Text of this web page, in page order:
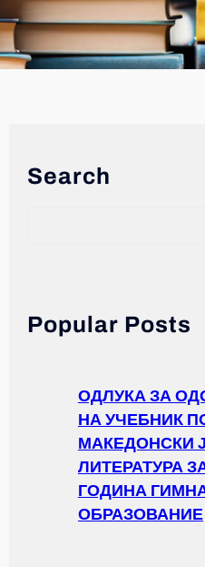
Search
Popular Posts
ОДЛУКА ЗА
НА УЧЕБНИК
МАКЕДОНСКИ
ЛИТЕРАТУРА
ГОДИНА
ОБРАЗОВАНИЕ